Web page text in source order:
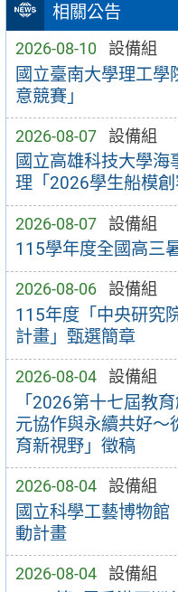
相關公告
2026-08-10 設備組
國立臺南大學理工學
意競賽」
2026-08-07 設備組
國立高雄科技大學
理「2026學生船模創
2026-08-07 設備組
115學年度全國高三
2026-08-06 設備組
115年度「中央研究
計畫」甄選簡章
2026-08-04 設備組
「2026第十七屆教
元協作與永續共好～
育新視野」徵稿
2026-08-04 設備組
國立科學工藝博物
動計畫
2026-08-04 設備組